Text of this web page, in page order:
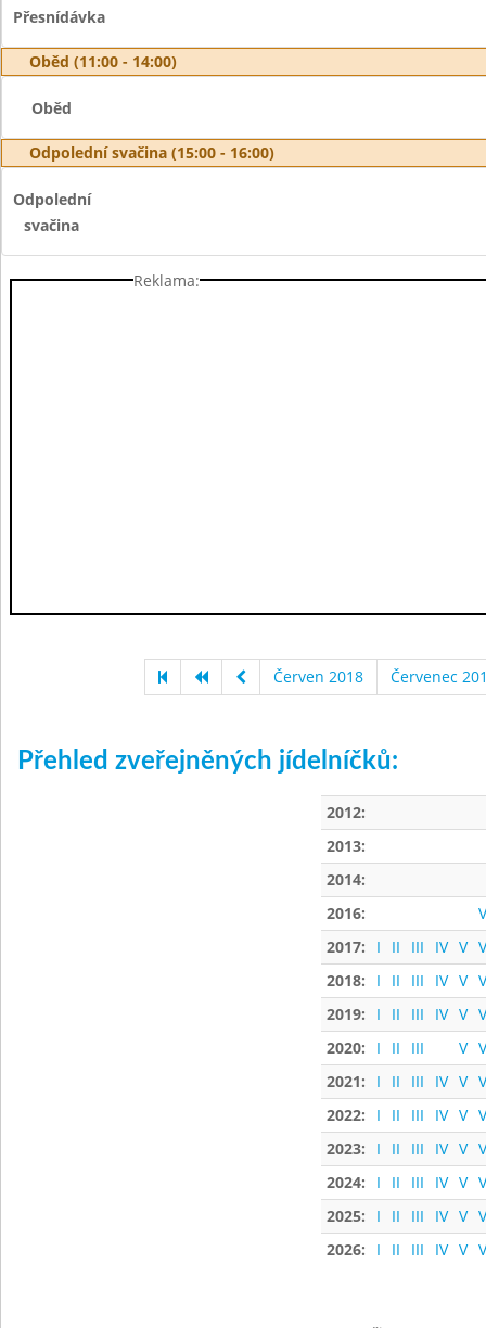
Přesnídávka
Oběd (11:00 - 14:00)
Oběd
Odpolední svačina (15:00 - 16:00)
Odpolední
svačina
Reklama:
Červen 2018 Červenec
Přehled zveřejněných jídelníčků:
2012:
2013:
2014:
2016:
2017:
I II III IV V
2018:
I II III IV V
2019:
I II III IV V
2020:
I II III V
2021:
I II III IV V
2022:
I II III IV V
2023:
I II III IV V
2024:
I II III IV V
2025:
I II III IV V
2026:
I II III IV V